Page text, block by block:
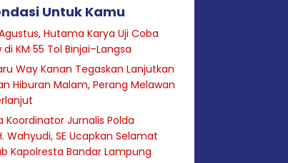
Untuk Kamu
Hutama Karya Uji Coba
KM 55 Tol Binjai–Langsa
Way Kanan Tegaskan Lanjutkan
Hiburan Malam, Perang Melawan
Koordinator Jurnalis Polda
Wahyudi, SE Ucapkan Selamat
Kapolresta Bandar Lampung